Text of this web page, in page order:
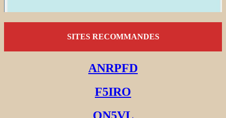
SITES RECOMMANDES
ANRPFD
F5IRO
ON5VL